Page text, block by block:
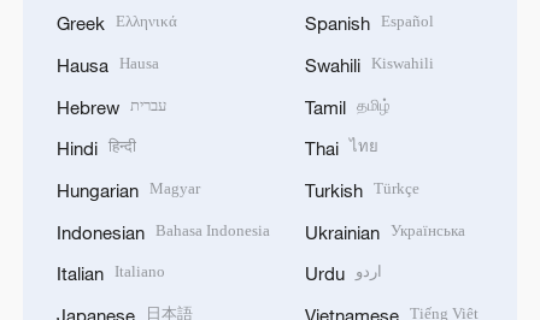
Greek Ελληνικά
Hausa Hausa
Hebrew עברית
Hindi हिन्दी
Hungarian Magyar
Indonesian Bahasa Indonesia
Italian Italiano
Japanese 日本語
Spanish Español
Swahili Kiswahili
Tamil தமிழ்
Thai ไทย
Turkish Türkçe
Ukrainian Українська
Urdu اردو
Vietnamese Tiếng Việt